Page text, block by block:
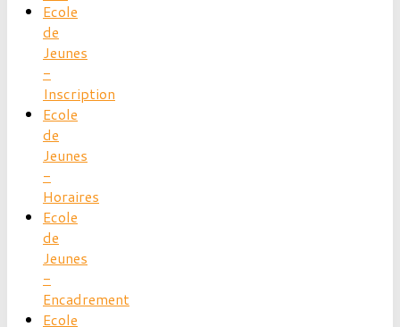
Ecole
de
Jeunes
-
Inscription
Ecole
de
Jeunes
-
Horaires
Ecole
de
Jeunes
-
Encadrement
Ecole